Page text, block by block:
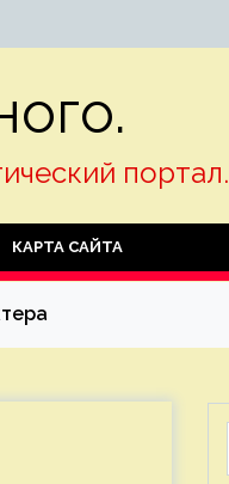
портал.
КАРТА САЙТА